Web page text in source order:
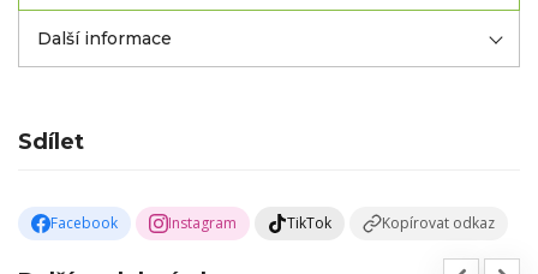
Další informace
Sdílet
Facebook Instagram TikTok Kopírovat odkaz